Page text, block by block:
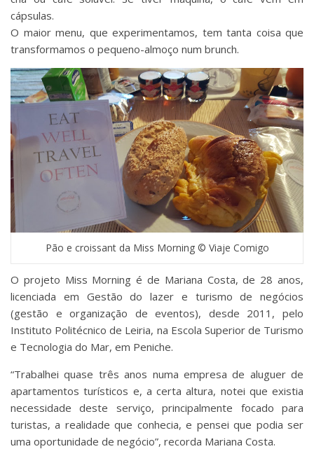
cápsulas.
O maior menu, que experimentamos, tem tanta coisa que
transformamos o pequeno-almoço num brunch.
Pão e croissant da Miss Morning © Viaje Comigo
O projeto Miss Morning é de Mariana Costa, de 28 anos,
licenciada em Gestão do lazer e turismo de negócios
(gestão e organização de eventos), desde 2011, pelo
Instituto Politécnico de Leiria, na Escola Superior de Turismo
e Tecnologia do Mar, em Peniche.
“Trabalhei quase três anos numa empresa de aluguer de
apartamentos turísticos e, a certa altura, notei que existia
necessidade deste serviço, principalmente focado para
turistas, a realidade que conhecia, e pensei que podia ser
uma oportunidade de negócio”, recorda Mariana Costa.